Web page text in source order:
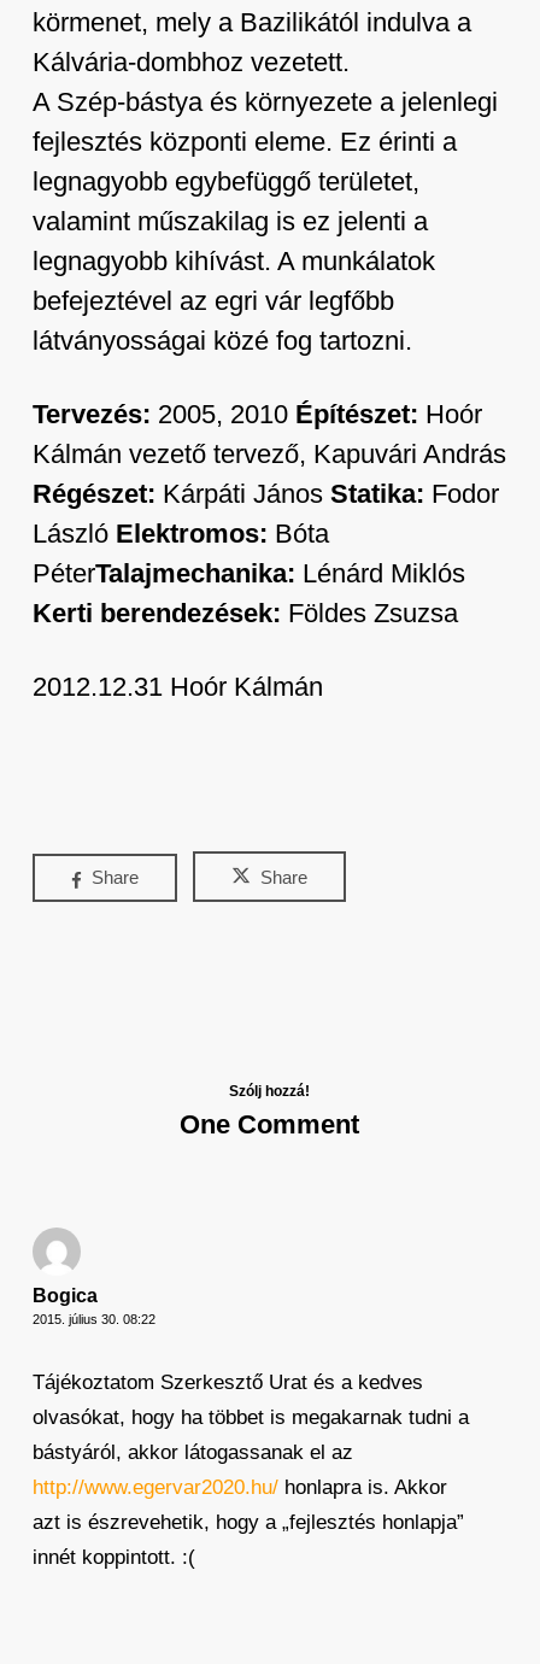
körmenet, mely a Bazilikától indulva a
Kálvária-dombhoz vezetett.
A Szép-bástya és környezete a jelenlegi
fejlesztés központi eleme. Ez érinti a
legnagyobb egybefüggő területet,
valamint műszakilag is ez jelenti a
legnagyobb kihívást. A munkálatok
befejeztével az egri vár legfőbb
látványosságai közé fog tartozni.
Tervezés: 2005, 2010 Építészet: Hoór
Kálmán vezető tervező, Kapuvári András
Régészet: Kárpáti János Statika: Fodor
László Elektromos: Bóta
PéterTalajmechanika: Lénárd Miklós
Kerti berendezések: Földes Zsuzsa
2012.12.31 Hoór Kálmán
Share Share
Szólj hozzá!
One Comment
Bogica
2015. július 30. 08:22
Tájékoztatom Szerkesztő Urat és a kedves
olvasókat, hogy ha többet is megakarnak tudni a
bástyáról, akkor látogassanak el az
http://www.egervar2020.hu/honlapra is. Akkor
azt is észrevehetik, hogy a „fejlesztés honlapja”
innét koppintott. :(